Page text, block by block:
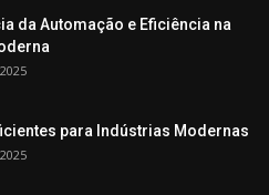
da Automação e Eficiência na
para Indústrias Modernas